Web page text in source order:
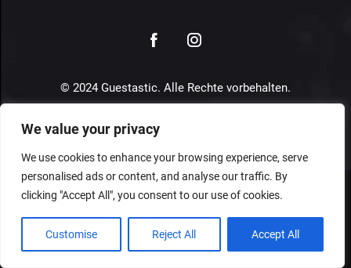
We value your privacy
We use cookies to enhance your browsing experience, serve
personalised ads or content, and analyse our traffic. By
clicking "Accept All", you consent to our use of cookies.
Customise Reject All Accept All
© 2024 Guestastic. Alle Rechte vorbehalten.
Datenschutz Geschäftsbedingungen